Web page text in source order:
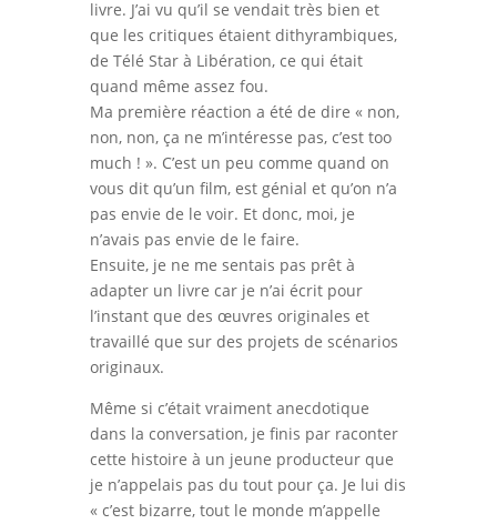
livre. J’ai vu qu’il se vendait très bien et
que les critiques étaient dithyrambiques,
de Télé Star à Libération, ce qui était
quand même assez fou.
Ma première réaction a été de dire « non,
non, non, ça ne m’intéresse pas, c’est too
much ! ». C’est un peu comme quand on
vous dit qu’un film, est génial et qu’on n’a
pas envie de le voir. Et donc, moi, je
n’avais pas envie de le faire.
Ensuite, je ne me sentais pas prêt à
adapter un livre car je n’ai écrit pour
l’instant que des œuvres originales et
travaillé que sur des projets de scénarios
originaux.
Même si c’était vraiment anecdotique
dans la conversation, je finis par raconter
cette histoire à un jeune producteur que
je n’appelais pas du tout pour ça. Je lui dis
« c’est bizarre, tout le monde m’appelle